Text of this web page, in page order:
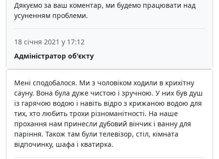
Дякуємо за ваш коментар, ми будемо працювати над
усуненням проблеми.
Адміністратор об'єкту
18 січня 2021 у 17:12
Мені сподобалося. Ми з чоловіком ходили в крихітну
сауну. Вона була дуже чистою і зручною. У них був душ
із гарячою водою і навіть відро з крижаною водою для
тих, хто любить трохи різноманітності. На наше
прохання нам принесли дубовий вінчик і ванну для
паріння. Також там були телевізор, стіл, кімната
відпочинку, шафа і кватирка.